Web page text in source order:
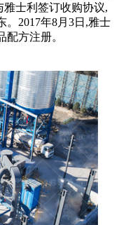
雅士利签订收购协议,
。2017年8月3日,雅士
方注册。